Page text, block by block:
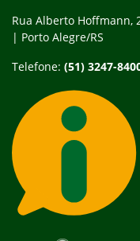
Rua Alberto Hoffmann,
| Porto Alegre/RS
Telefone: (51) 3247-